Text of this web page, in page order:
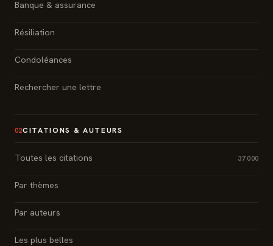
Banque & assurance
Résiliation
Condoléances
Rechercher une lettre
02CITATIONS & AUTEURS
Toutes les citations 37 000
Par thèmes
Par auteurs
Les plus belles